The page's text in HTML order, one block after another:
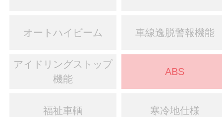
オートハイビーム 車線逸脱警報機能
アイドリングストップ
機能
ABS
福祉車輌 寒冷地仕様